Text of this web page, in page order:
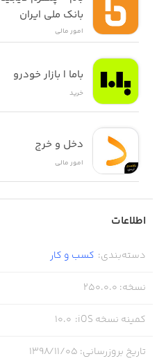
بانک ملی ایران
امور ‌مالی
باما | بازار خودرو
خرید
دخل و خرج
امور ‌مالی
اطلاعات
دسته‌بندی: کسب‌ و ‌کار
نسخه:
250.0.0
کمینه نسخه iOS :
10.0
تاریخ بروزرسانی: ۱۳۹۸/۱۱/۰۵